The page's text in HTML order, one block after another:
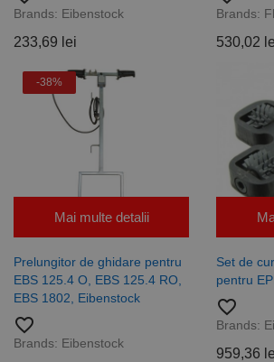
Brands: Eibenstock
233,69 lei
Brands:
530,02
-38%
Mai multe detalii
Prelungitor de ghidare pentru
EBS 125.4 O, EBS 125.4 RO,
EBS 1802, Eibenstock
favorite_border
Brands: Eibenstock
Set de
pentru
favorite_border
Brands:
959,36
_ga_DLLLWQBGGX
.rocast.ro 2